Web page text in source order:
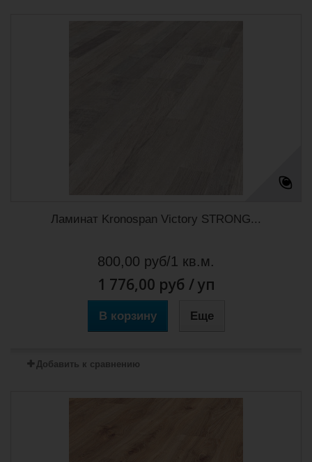
Ламинат Kronospan Victory STRONG...
800,00 руб/1 кв.м.
1 776,00 руб / уп
В корзину Еще
Добавить к сравнению